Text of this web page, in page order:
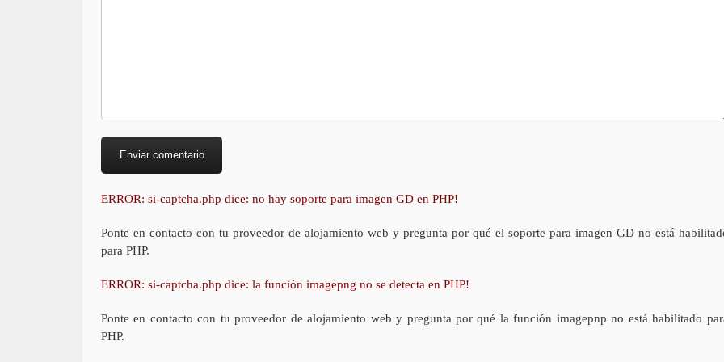
ERROR: si-captcha.php dice: no hay soporte para imagen GD en PHP!
Ponte en contacto con tu proveedor de alojamiento web y pregunta por qué el soporte para imagen GD no está
para PHP.
ERROR: si-captcha.php dice: la función imagepng no se detecta en PHP!
Ponte en contacto con tu proveedor de alojamiento web y pregunta por qué la función imagepnp no está habilitado
PHP.